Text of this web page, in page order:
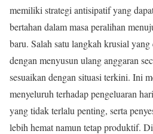
memiliki strategi antisipatif yang
bertahan dalam masa peralihan
baru. Salah satu langkah krusial
dengan menyusun ulang anggaran
sesuaikan dengan situasi terkini. Ini
menyeluruh terhadap pengeluaran
yang tidak terlalu penting, serta
lebih hemat namun tetap produktif.